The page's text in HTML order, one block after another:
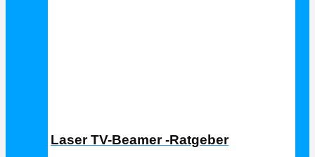
Laser TV-Beamer -Ratgeber